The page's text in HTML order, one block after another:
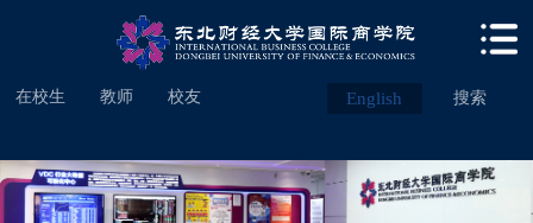
在校生 教师 校友 English 搜索